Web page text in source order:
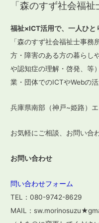
ナ
ビ
ゲ
ー
シ
ョ
ン
「森のすず社会福祉
福祉×ICT活用で、一人ひと
「森のすず社会福祉士事
方・障害のある方の暮らし
や認知症の理解・啓発、等
業・団体でのICTやWebの
兵庫県南部（神戸~姫路）
お気軽にご相談、お問い合
お問い合わせ
問い合わせフォーム
TEL：080-9742-8629
MAIL：